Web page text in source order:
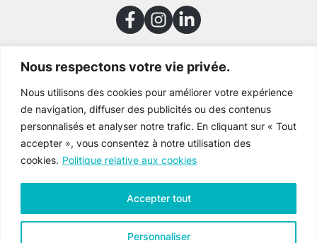
Nous respectons votre vie privée.
Nous utilisons des cookies pour améliorer votre expérience
de navigation, diffuser des publicités ou des contenus
personnalisés et analyser notre trafic. En cliquant sur « Tout
accepter », vous consentez à notre utilisation des
cookies. Politique relative aux cookies
Personnaliser
Accepter tout
Merci à nos partenaires